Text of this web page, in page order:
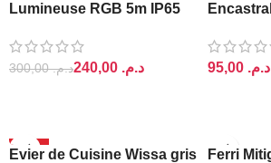
Lumineuse RGB 5m IP65
د.م.300,00 د.م. د.م.
-14%
Evier de Cuisine Wissa gris
Ferri